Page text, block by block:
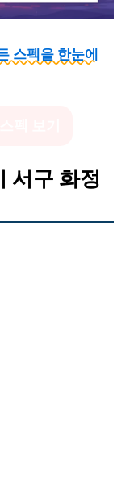
스펙을 한눈에
서구 화정